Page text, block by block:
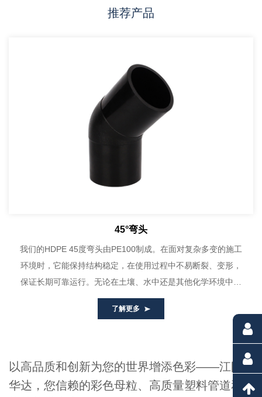
推荐产品
45°弯头
我们的HDPE 45度弯头由PE100制成。在面对复杂多变的施工
环境时，它能保持结构稳定，在使用过程中不易断裂、变形，
保证长期可靠运行。无论在土壤、水中还是其他化学环境中，
都表现出良好的稳...
了解更多
以高品质和创新为您的世界增添色彩——江阴
华达，您信赖的彩色母粒、高质量塑料管道和